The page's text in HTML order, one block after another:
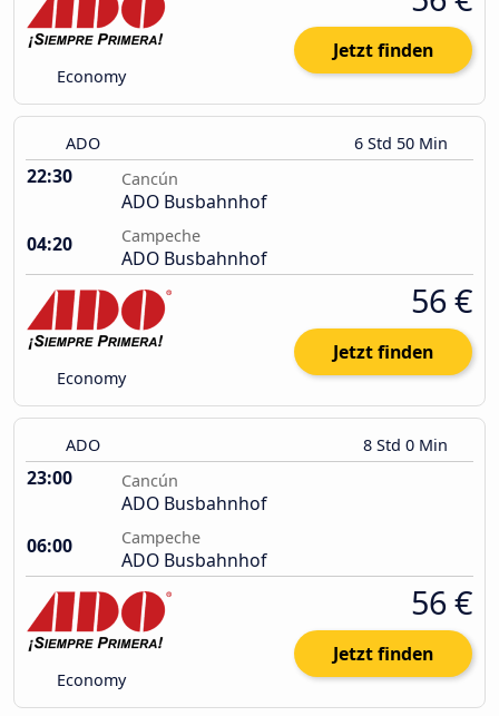
Economy
Jetzt finden
ADO 6 Std 50 Min
22:30 Cancún
ADO Busbahnhof
04:20
Campeche
ADO Busbahnhof
Economy
56 €
Jetzt finden
ADO 8 Std 0 Min
23:00 Cancún
ADO Busbahnhof
06:00
Campeche
ADO Busbahnhof
Economy
56 €
Jetzt finden